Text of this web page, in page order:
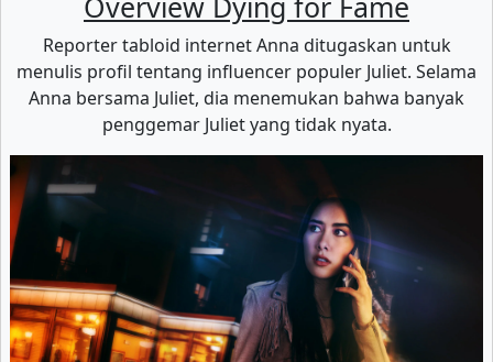
Reporter tabloid internet Anna ditugaskan untuk
menulis profil tentang influencer populer Juliet. Selama
Anna bersama Juliet, dia menemukan bahwa banyak
penggemar Juliet yang tidak nyata.